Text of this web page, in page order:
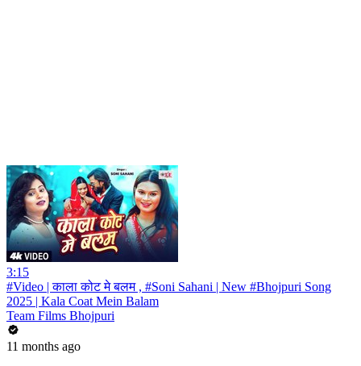
3:15
#Video | काला कोट मे बलम , #Soni Sahani | New #Bhojpuri Song
2025 | Kala Coat Mein Balam
Team Films Bhojpuri
11 months ago